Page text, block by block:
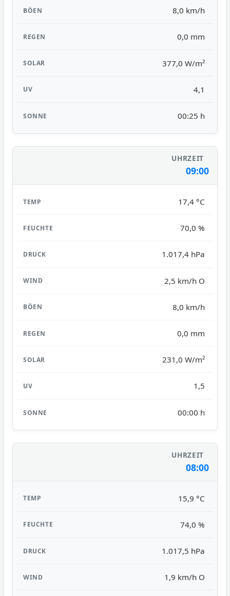
8,0 km/h
0,0 mm
377,0 W/m²
4,1
00:25 h
09:00
17,4 °C
70,0 %
1.017,4 hPa
2,5 km/h O
8,0 km/h
0,0 mm
231,0 W/m²
1,5
00:00 h
08:00
15,9 °C
74,0 %
1.017,5 hPa
1,9 km/h O